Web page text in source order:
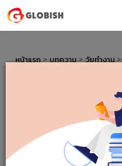
หน้าแรก >บทความ >วัยทำงาน
สรุปวิธีการใช้
3 MINS